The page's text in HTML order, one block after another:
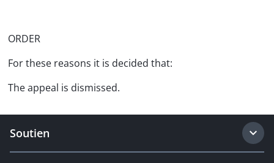
ORDER
For these reasons it is decided that:
The appeal is dismissed.
Soutien